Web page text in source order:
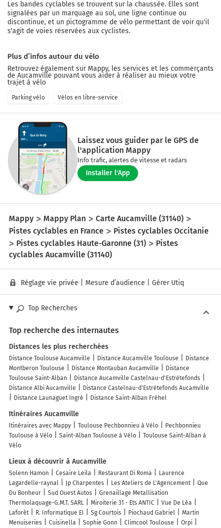
Les bandes cyclables se trouvent sur la chaussée. Elles sont
signalées par un marquage au sol, une ligne continue ou
discontinue, et un pictogramme de vélo permettant de voir qu'il
s'agit de voies réservées aux cyclistes.
Plus d’infos autour du vélo
Retrouvez également sur Mappy, les services et les commerçants
de Aucamville pouvant vous aider à réaliser au mieux votre
trajet à vélo
Parking vélo Vélos en libre-service
Laissez vous guider par le GPS de
l'application Mappy
Info trafic, alertes de vitesse et radars
Installer l'App
Mappy Mappy Plan
Carte Aucamville (31140)
Pistes cyclables en France
Pistes cyclables Occitanie
Pistes cyclables Haute-Garonne (31)
Pistes
cyclables Aucamville (31140)
Réglage vie privée Mesure d’audience Gérer Utiq
Top Recherches
Top recherche des internautes
Distances les plus recherchées
Distance Toulouse Aucamville Distance Aucamville Toulouse
Distance
Montberon Toulouse
Distance Montauban Aucamville
Distance
Toulouse Saint-Alban
Distance Aucamville Castelnau-d'Estrétefonds
Distance Albi Aucamville
Distance Castelnau-d'Estrétefonds Aucamville
Distance Launaguet Ingré
Distance Saint-Alban Fréhel
Itinéraires Aucamville
Itinéraires avec Mappy Toulouse Pechbonnieu à Vélo
Pechbonnieu
Toulouse à Vélo
Saint-Alban Toulouse à Vélo
Toulouse Saint-Alban à
Vélo
Lieux à découvrir à Aucamville
Solenn Hamon Cesaire Leila Restaurant Di Roma
Laurence
Lagardelle-raynal
Jp Charpentes Les Ateliers de L'Agencement
Que
Du Bonheur
Sud Ouest Autos
Grenaillage Metallisation
Thermolaquage-G.M.T. SARL
Miroiterie 31 - Ets ANTIC
Vue De Léa
Laforêt
R. Informatique EI Sg Courtois Piochaud Gabriel
Martin
Menuiseries
Cuisinella Sophie Gonn Climcool Toulouse
Orpi